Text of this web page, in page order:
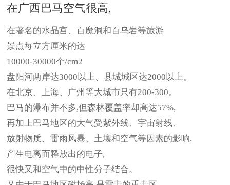
在广西巴马空气很高,
在著名的水晶宫、百魔洞和百乌岩等旅游
景点每立方厘米的达
10000-30000个/cm2
盘阳河两岸达3000以上、县城城区达2000以上。
在北京、上海、广州等大城市只有200-300。
巴马的瀑布并不多,但森林覆盖率却高达57%,
再加上巴马地区的大气受紫外线、宇宙射线、
放射物质、雷雨风暴、土壤和空气等因素的影响,
产生电离而释放出的电子,
很快又和空气中的中性分子结合。